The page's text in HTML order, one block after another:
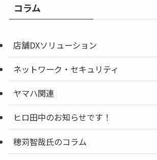
コラム
店舗DXソリューション
ネットワーク・セキュリティ
ヤマハ関連
ヒロ田中のお知らせです！
穂苅智哉氏のコラム